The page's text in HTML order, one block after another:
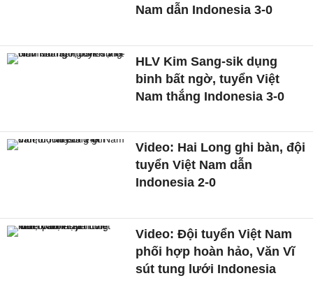
Nam dẫn Indonesia 3-0
HLV Kim Sang-sik dụng
binh bất ngờ, tuyển Việt
Nam thắng Indonesia 3-0
Video: Hai Long ghi bàn, đội
tuyển Việt Nam dẫn
Indonesia 2-0
Video: Đội tuyển Việt Nam
phối hợp hoàn hảo, Văn Vĩ
sút tung lưới Indonesia